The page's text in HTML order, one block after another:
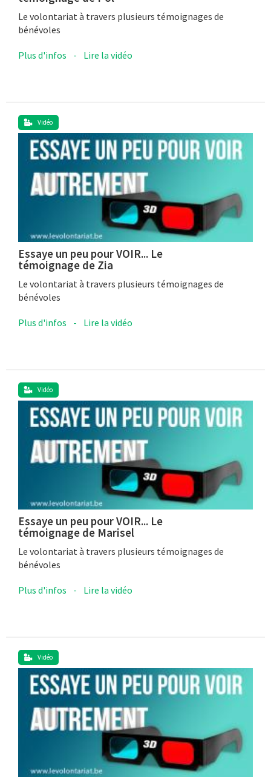
Le volontariat à travers plusieurs témoignages de
bénévoles
Plus d'infos - Lire la vidéo
Vidéo
Essaye un peu pour VOIR... Le
témoignage de Zia
Le volontariat à travers plusieurs témoignages de
bénévoles
Plus d'infos - Lire la vidéo
Vidéo
Essaye un peu pour VOIR... Le
témoignage de Marisel
Le volontariat à travers plusieurs témoignages de
bénévoles
Plus d'infos - Lire la vidéo
Vidéo